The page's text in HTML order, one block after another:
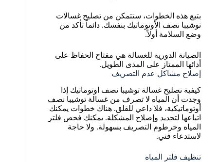
بتبع هذه الخطوات، ستتمكن من تصليح غسالات
توشيبا نصف الأوتوماتيك بنفسك. دائماً تأكد من
وضع السلامة أولاً.
الصيانة الدورية للغسالة هي مفتاح الحفاظ على
أدائها الممتاز على المدى الطويل.
إصلاح مشاكل عدم التصريف
كيفية تصليح غسالة توشيبا نصف اوتوماتيك إذا
وجدت أن المياه لا تصرف من غسالة توشيبا نصف
أوتوماتيكية، فلا داعي للقلق. هناك خطوات يمكنك
اتباعها لتحديد وإصلاح المشكلة. يمكنك فحص فلتر
المياه وخرطوم التصريف بسهولة. ولا حاجة
لاستدعاء فني.
تنظيف فلتر المياه